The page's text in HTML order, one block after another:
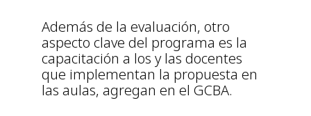
Además de la evaluación, otro
aspecto clave del programa es la
capacitación a los y las docentes
que implementan la propuesta en
las aulas, agregan en el GCBA.